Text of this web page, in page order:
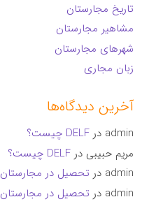
تاریخ مجارستان
مشاهیر مجارستان
شهرهای مجارستان
زبان مجاری
آخرین دیدگاه‌ها
admin درDELF چیست؟
مریم حبیبی درDELF چیست؟
admin در تحصیل در مجارستان
admin در تحصیل در مجارستان